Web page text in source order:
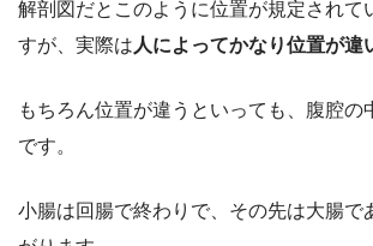
解剖図だとこのように位置が規定されて
すが、実際は 人によってかなり位置が違
もちろん位置が違うといっても、腹腔の
です。
小腸は回腸で終わりで、その先は大腸で